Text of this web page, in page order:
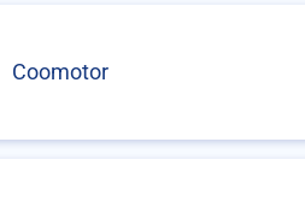
Coomotor